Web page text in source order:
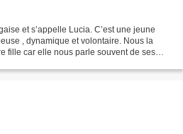
et s’appelle Lucia. C’est une jeune
, dynamique et volontaire. Nous la
fille car elle nous parle souvent de ses